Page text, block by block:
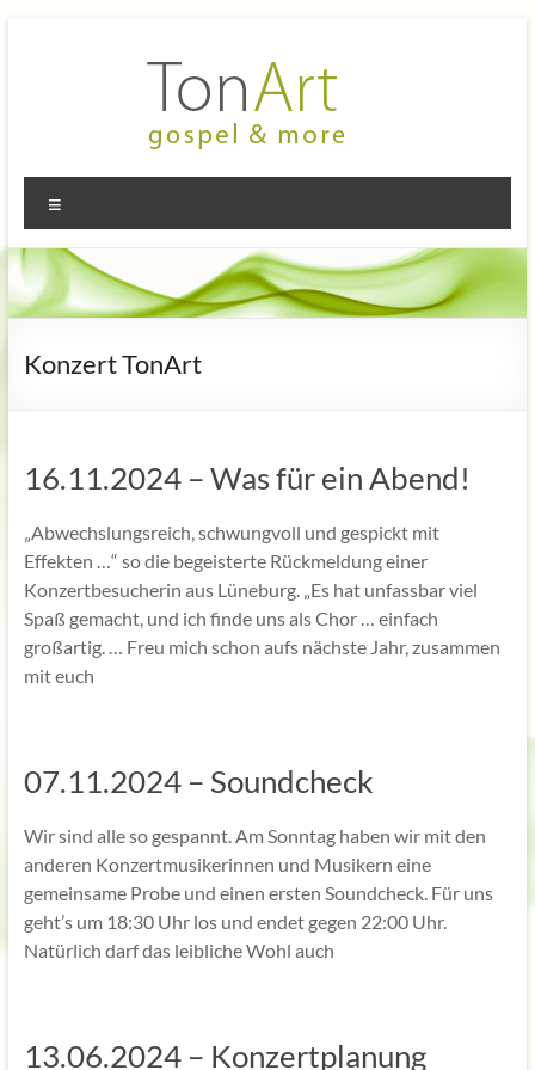
TonArt
–
gospel
&
more
Mein Chor
in
Hannover-
Linden
Konzert TonArt
16.11.2024 – Was für ein Abend!
„Abwechslungsreich, schwungvoll und gespickt mit
Effekten …“ so die begeisterte Rückmeldung einer
Konzertbesucherin aus Lüneburg. „Es hat unfassbar viel
Spaß gemacht, und ich finde uns als Chor … einfach
großartig. … Freu mich schon aufs nächste Jahr, zusammen
mit euch
07.11.2024 – Soundcheck
Wir sind alle so gespannt. Am Sonntag haben wir mit den
anderen Konzertmusikerinnen und Musikern eine
gemeinsame Probe und einen ersten Soundcheck. Für uns
geht’s um 18:30 Uhr los und endet gegen 22:00 Uhr.
Natürlich darf das leibliche Wohl auch
13.06.2024 – Konzertplanung